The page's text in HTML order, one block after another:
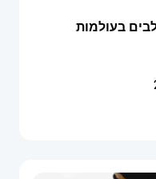
בעולמות